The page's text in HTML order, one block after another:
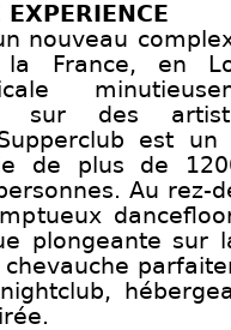
nouveau
France, en
sur des
Supperclub est
de plus de
Au rez-
plongeante sur
chevauche